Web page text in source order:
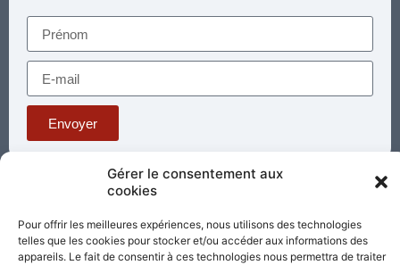
Gérer le consentement aux
cookies
Pour offrir les meilleures expériences, nous utilisons des technologies
telles que les cookies pour stocker et/ou accéder aux informations des
appareils. Le fait de consentir à ces technologies nous permettra de traiter
"Tout homme qui se met en colère contre son
frère..." Homélie
Envoyer
Téléphone : 03 85 81 56 00
standard@sacrecoeur-paray.org
Paray TV
Agenda Nous contacter